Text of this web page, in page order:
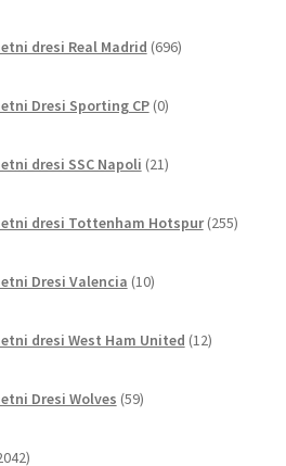
dresi Real Madrid 696izdelkov
Dresi Sporting CP 0izdelkov
dresi SSC Napoli 21izdelkov
dresi Tottenham Hotspur 255
Dresi Valencia 10izdelkov
dresi West Ham United 12izdelkov
Dresi Wolves 59izdelkov